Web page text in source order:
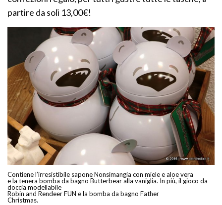
partire da soli 13,00€!
Contiene l’irresistibile sapone Nonsimangia con miele e aloe vera
e la tenera bomba da bagno Butterbear alla vaniglia. In più, il gioco da
doccia modellabile
Robin and Rendeer FUN e la bomba da bagno Father
Christmas.